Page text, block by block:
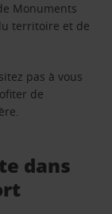
Monuments
territoire et de
pas à vous
de
dans